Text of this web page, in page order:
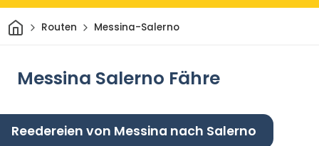
HeimRouten Messina-Salerno
Messina Salerno Fähre
Reedereien von Messina nach Salerno